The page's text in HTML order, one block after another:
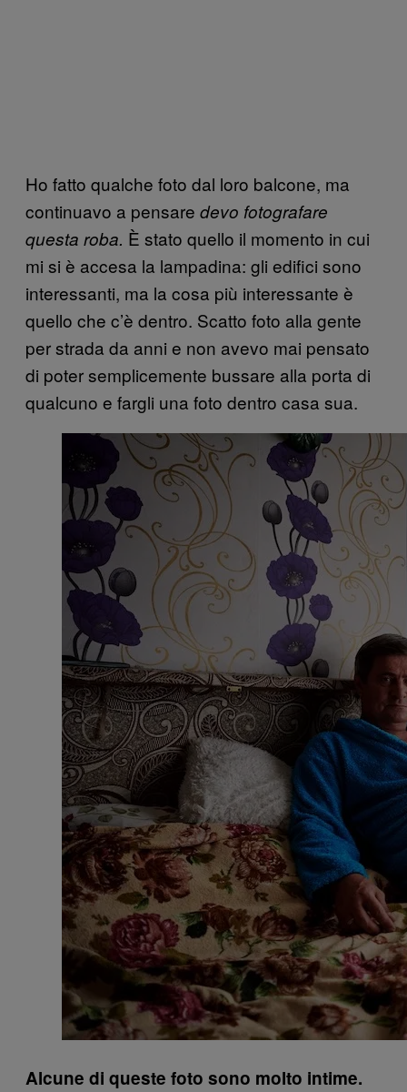
Ho fatto qualche foto dal loro balcone, ma
continuavo a pensare devo fotografare
questa roba. È stato quello il momento in cui
mi si è accesa la lampadina: gli edifici sono
interessanti, ma la cosa più interessante è
quello che c’è dentro. Scatto foto alla gente
per strada da anni e non avevo mai pensato
di poter semplicemente bussare alla porta di
qualcuno e fargli una foto dentro casa sua.
Alcune di queste foto sono molto intime.